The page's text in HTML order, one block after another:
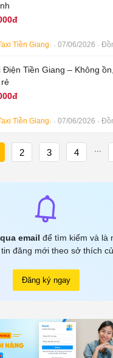
Tiền Giang 07/06/2026
Điện Tiền Giang – Không
Tiền Giang 07/06/2026
2 3 4 ...
email để tìm kiếm và là
đăng mới theo sở thích
Đăng ký ngay